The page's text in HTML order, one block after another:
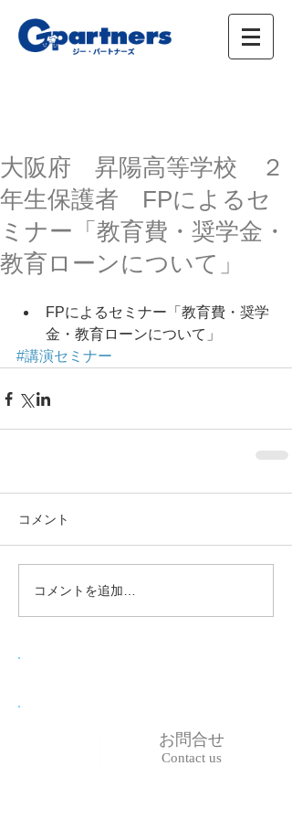
大阪府 昇陽高等学校 ２
年生保護者 FPによるセ
ミナー「教育費・奨学金・
教育ローンについて」
FPによるセミナー「教育費・奨学
金・教育ローンについて」
#講演セミナー
コメント
コメントを追加…
お問合せ
Contact us